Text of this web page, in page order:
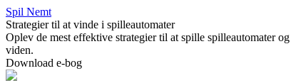
Spil Nemt
Strategier til at vinde i spilleautomater
Oplev de mest effektive strategier til at spille spilleautomater
viden.
Download e-bog